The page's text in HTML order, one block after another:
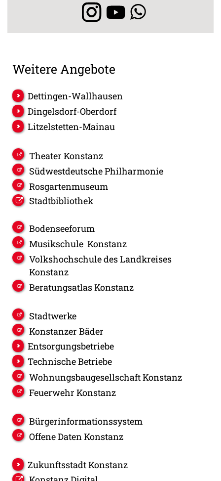
Weitere Angebote
Dettingen-Wallhausen
Dingelsdorf-Oberdorf
Litzelstetten-Mainau
Theater Konstanz
Südwestdeutsche Philharmonie
Rosgartenmuseum
Stadtbibliothek
Bodenseeforum
Musikschule Konstanz
Volkshochschule des Landkreises
Konstanz
Beratungsatlas Konstanz
Stadtwerke
Konstanzer Bäder
Entsorgungsbetriebe
Technische Betriebe
Wohnungsbaugesellschaft Konstanz
Feuerwehr Konstanz
Bürgerinformationssystem
Offene Daten Konstanz
Zukunftsstadt Konstanz